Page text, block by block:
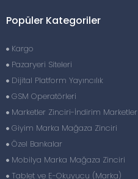
Popüler Kategoriler
Kargo
Pazaryeri Siteleri
Dijital Platform Yayıncılık
GSM Operatörleri
Marketler Zinciri-İndirim Marketler
Giyim Marka Mağaza Zinciri
Özel Bankalar
Mobilya Marka Mağaza Zinciri
Tablet ve E-Okuyucu (Marka)